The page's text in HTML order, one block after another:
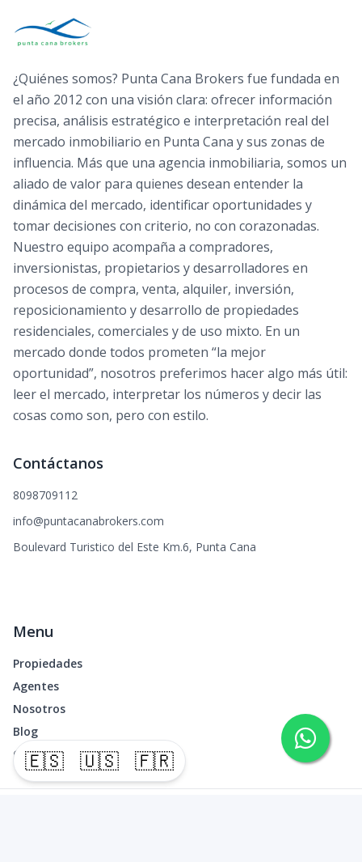
🇪🇸 🇺🇸 🇫🇷
¿Quiénes somos? Punta Cana Brokers fue fundada en
el año 2012 con una visión clara: ofrecer información
precisa, análisis estratégico e interpretación real del
mercado inmobiliario en Punta Cana y sus zonas de
influencia. Más que una agencia inmobiliaria, somos un
aliado de valor para quienes desean entender la
dinámica del mercado, identificar oportunidades y
tomar decisiones con criterio, no con corazonadas.
Nuestro equipo acompaña a compradores,
inversionistas, propietarios y desarrolladores en
procesos de compra, venta, alquiler, inversión,
reposicionamiento y desarrollo de propiedades
residenciales, comerciales y de uso mixto. En un
mercado donde todos prometen “la mejor
oportunidad”, nosotros preferimos hacer algo más útil:
leer el mercado, interpretar los números y decir las
cosas como son, pero con estilo.
Contáctanos
8098709112
info@puntacanabrokers.com
Boulevard Turistico del Este Km.6, Punta Cana
Menu
Propiedades
Agentes
Nosotros
Blog
Contacto